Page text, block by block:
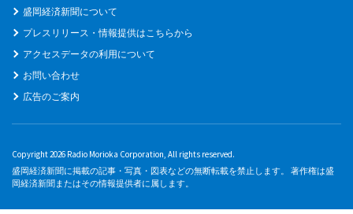
盛岡経済新聞について
プレスリリース・情報提供はこちらから
アクセスデータの利用について
お問い合わせ
広告のご案内
Copyright 2026 Radio Morioka Corporation, All rights reserved.
盛岡経済新聞に掲載の記事・写真・図表などの無断転載を禁止します。 著作権は盛
岡経済新聞またはその情報提供者に属します。